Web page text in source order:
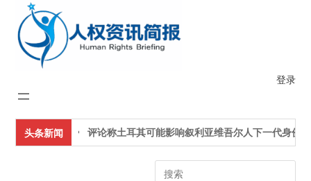
content
登录
头条新闻 评论称土耳其可能影响叙利亚维吾尔人下一代身份认同
Search